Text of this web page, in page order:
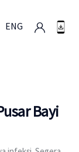
ENG
Bayi